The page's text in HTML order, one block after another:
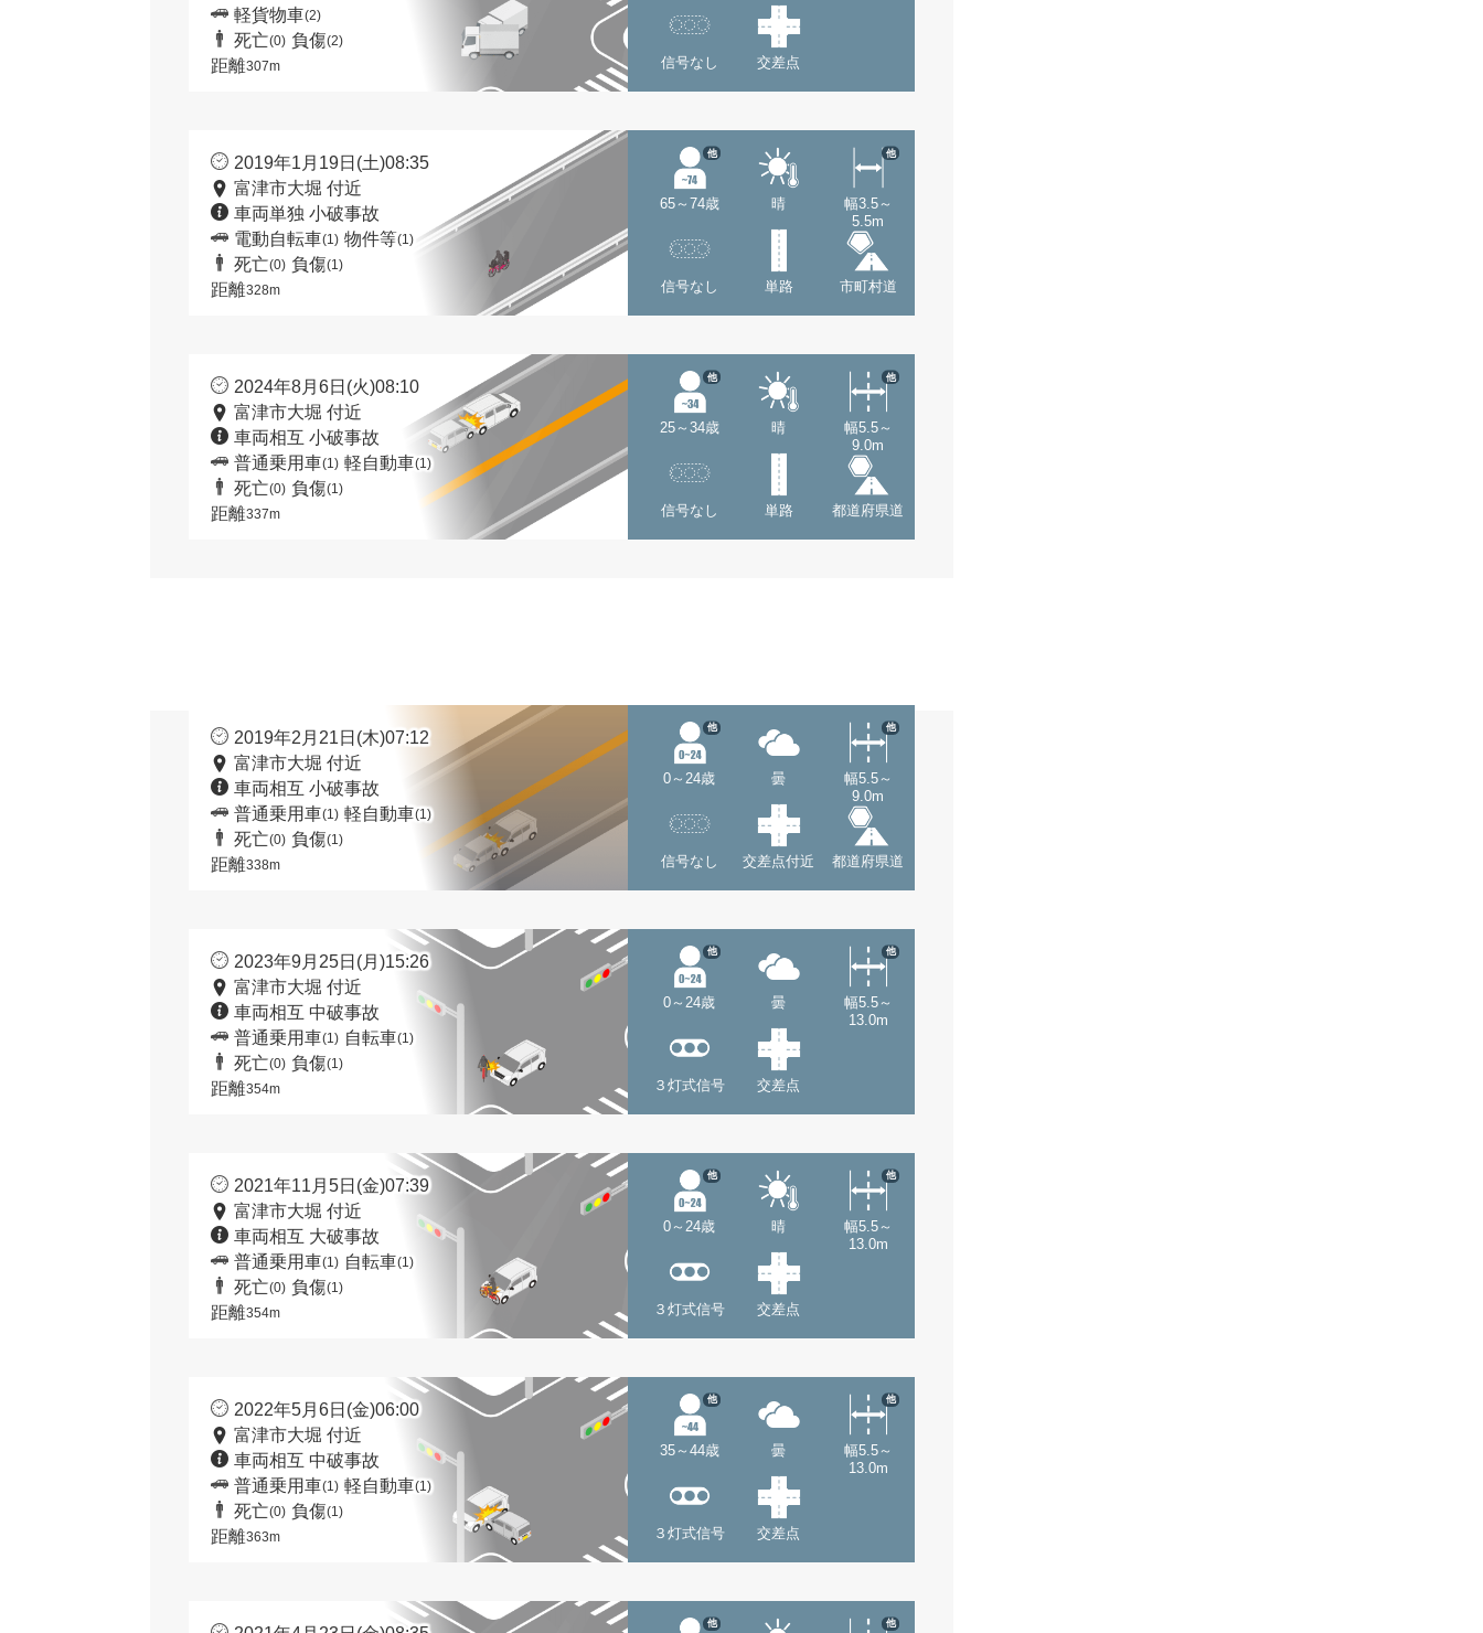
軽貨物車(2)
死亡(0) 負傷(2)
距離307m 信号なし 交差点
2019年1月19日(土)08:35
富津市大堀 付近
車両単独 小破事故
電動自転車(1) 物件等(1)
死亡(0) 負傷(1)
距離328m
65～74歳
他
晴
幅3.5～
5.5m
他
信号なし 単路 市町村道
2024年8月6日(火)08:10
富津市大堀 付近
車両相互 小破事故
普通乗用車(1) 軽自動車(1)
死亡(0) 負傷(1)
距離337m
25～34歳
他
晴
幅5.5～
9.0m
他
信号なし 単路 都道府県道
2019年2月21日(木)07:12
富津市大堀 付近
車両相互 小破事故
普通乗用車(1) 軽自動車(1)
死亡(0) 負傷(1)
距離338m
0～24歳
他
曇
幅5.5～
9.0m
他
信号なし 交差点付近 都道府県道
2023年9月25日(月)15:26
富津市大堀 付近
車両相互 中破事故
普通乗用車(1) 自転車(1)
死亡(0) 負傷(1)
距離354m
0～24歳
他
曇
幅5.5～
13.0m
他
３灯式信号 交差点
2021年11月5日(金)07:39
富津市大堀 付近
車両相互 大破事故
普通乗用車(1) 自転車(1)
死亡(0) 負傷(1)
距離354m
0～24歳
他
晴
幅5.5～
13.0m
他
３灯式信号 交差点
2022年5月6日(金)06:00
富津市大堀 付近
車両相互 中破事故
普通乗用車(1) 軽自動車(1)
死亡(0) 負傷(1)
距離363m
35～44歳
他
曇
幅5.5～
13.0m
他
３灯式信号 交差点
他 他